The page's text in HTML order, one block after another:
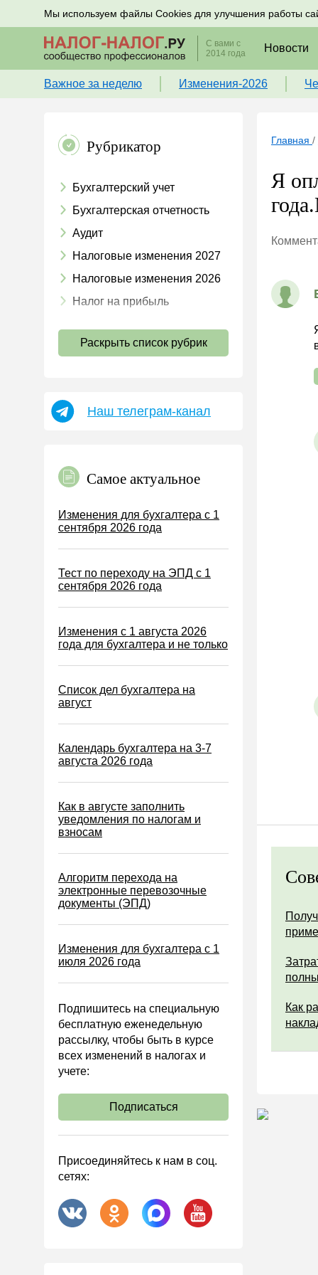
Мы используем файлы Cookies для улучшения работы
Подписывайтесь на новости по налогам, учету и
С вами с
2014 года
Новости
Важное за неделю Изменения-2026
Рубрикатор
Бухгалтерский учет
Бухгалтерская отчетность
Аудит
Налоговые изменения 2027
Налоговые изменения 2026
Налог на прибыль
Страховые взносы 2026
УСН
Земельный налог
Налог на рекламу
Торговый сбор
Туристический налог
Водный налог
Экологический налог
Налог на игорный бизнес
Акцизы
Возврат и зачет налогов
Налоговые проверки
Ответственность
Статистика
Онлайн-кассы ККТ ККМ
Управленческий учет
Анализ хозяйственной
Охрана труда и аттестация
Охрана труда
Налоговое планирование
Финансовый контроль
Договоры
ООО
АО
Госзакупки
Раскрыть список рубрик
Наш телеграм-канал
Самое актуальное
Изменения для бухгалтера с 1
сентября 2026 года
Тест по переходу на ЭПД с 1
сентября 2026 года
Изменения с 1 августа 2026
года для бухгалтера и не только
Список дел бухгалтера на
август
Календарь бухгалтера на 3-7
августа 2026 года
Как в августе заполнить
уведомления по налогам и
взносам
Алгоритм перехода на
электронные перевозочные
документы (ЭПД)
Изменения для бухгалтера с 1
июля 2026 года
Подпишитесь на специальную
бесплатную еженедельную
рассылку, чтобы быть в курсе
всех изменений в налогах и
учете:
Подписаться
Присоединяйтесь к нам в соц.
сетях:
Главная /
Я
Как